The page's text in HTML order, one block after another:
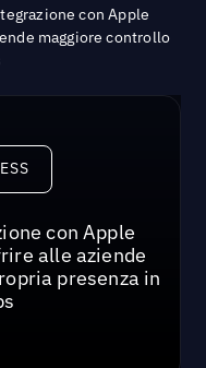
con Apple
maggiore controllo
& Press
con Apple
alle aziende
presenza in